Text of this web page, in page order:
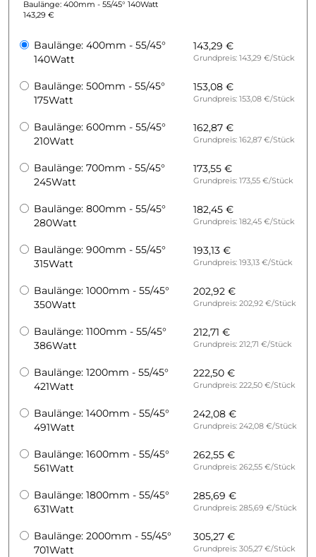
Baulänge: 400mm - 55/45° 140Watt
143,29 €
Baulänge: 400mm - 55/45°
140Watt
143,29 €
Grundpreis: 143,29 €/Stück
Baulänge: 500mm - 55/45°
175Watt
153,08 €
Grundpreis: 153,08 €/Stück
Baulänge: 600mm - 55/45°
210Watt
162,87 €
Grundpreis: 162,87 €/Stück
Baulänge: 700mm - 55/45°
245Watt
173,55 €
Grundpreis: 173,55 €/Stück
Baulänge: 800mm - 55/45°
280Watt
182,45 €
Grundpreis: 182,45 €/Stück
Baulänge: 900mm - 55/45°
315Watt
193,13 €
Grundpreis: 193,13 €/Stück
Baulänge: 1000mm - 55/45°
350Watt
202,92 €
Grundpreis: 202,92 €/Stück
Baulänge: 1100mm - 55/45°
386Watt
212,71 €
Grundpreis: 212,71 €/Stück
Baulänge: 1200mm - 55/45°
421Watt
222,50 €
Grundpreis: 222,50 €/Stück
Baulänge: 1400mm - 55/45°
491Watt
242,08 €
Grundpreis: 242,08 €/Stück
Baulänge: 1600mm - 55/45°
561Watt
262,55 €
Grundpreis: 262,55 €/Stück
Baulänge: 1800mm - 55/45°
631Watt
285,69 €
Grundpreis: 285,69 €/Stück
Baulänge: 2000mm - 55/45°
701Watt
305,27 €
Grundpreis: 305,27 €/Stück